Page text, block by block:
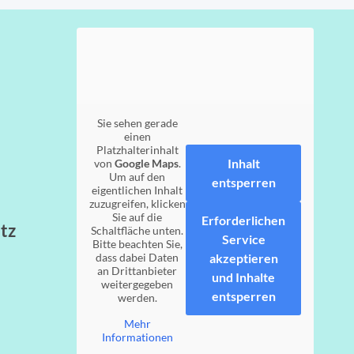
Sie sehen gerade
einen
Platzhalterinhalt
von Google Maps.
Um auf den
eigentlichen Inhalt
zuzugreifen, klicken
Sie auf die
Schaltfläche unten.
Bitte beachten Sie,
dass dabei Daten
an Drittanbieter
weitergegeben
werden.
Mehr
Informationen
Inhalt
entsperren
Erforderlichen
Service
akzeptieren
und Inhalte
entsperren